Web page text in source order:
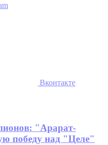
Вконтакте
"Арарат-
победу над "Целе"